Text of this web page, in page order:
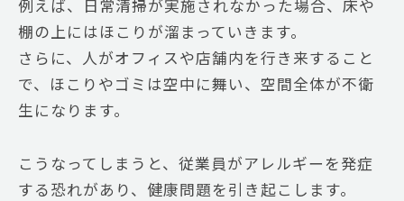
例えば、日常清掃が実施されなかった場合、床や
棚の上にはほこりが溜まっていきます。
さらに、人がオフィスや店舗内を行き来すること
で、ほこりやゴミは空中に舞い、空間全体が不衛
生になります。
こうなってしまうと、従業員がアレルギーを発症
する恐れがあり、健康問題を引き起こします。